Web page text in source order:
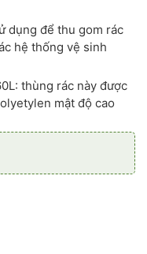
dụng để thu gom rác
hệ thống vệ sinh
thùng rác này được
mật độ cao